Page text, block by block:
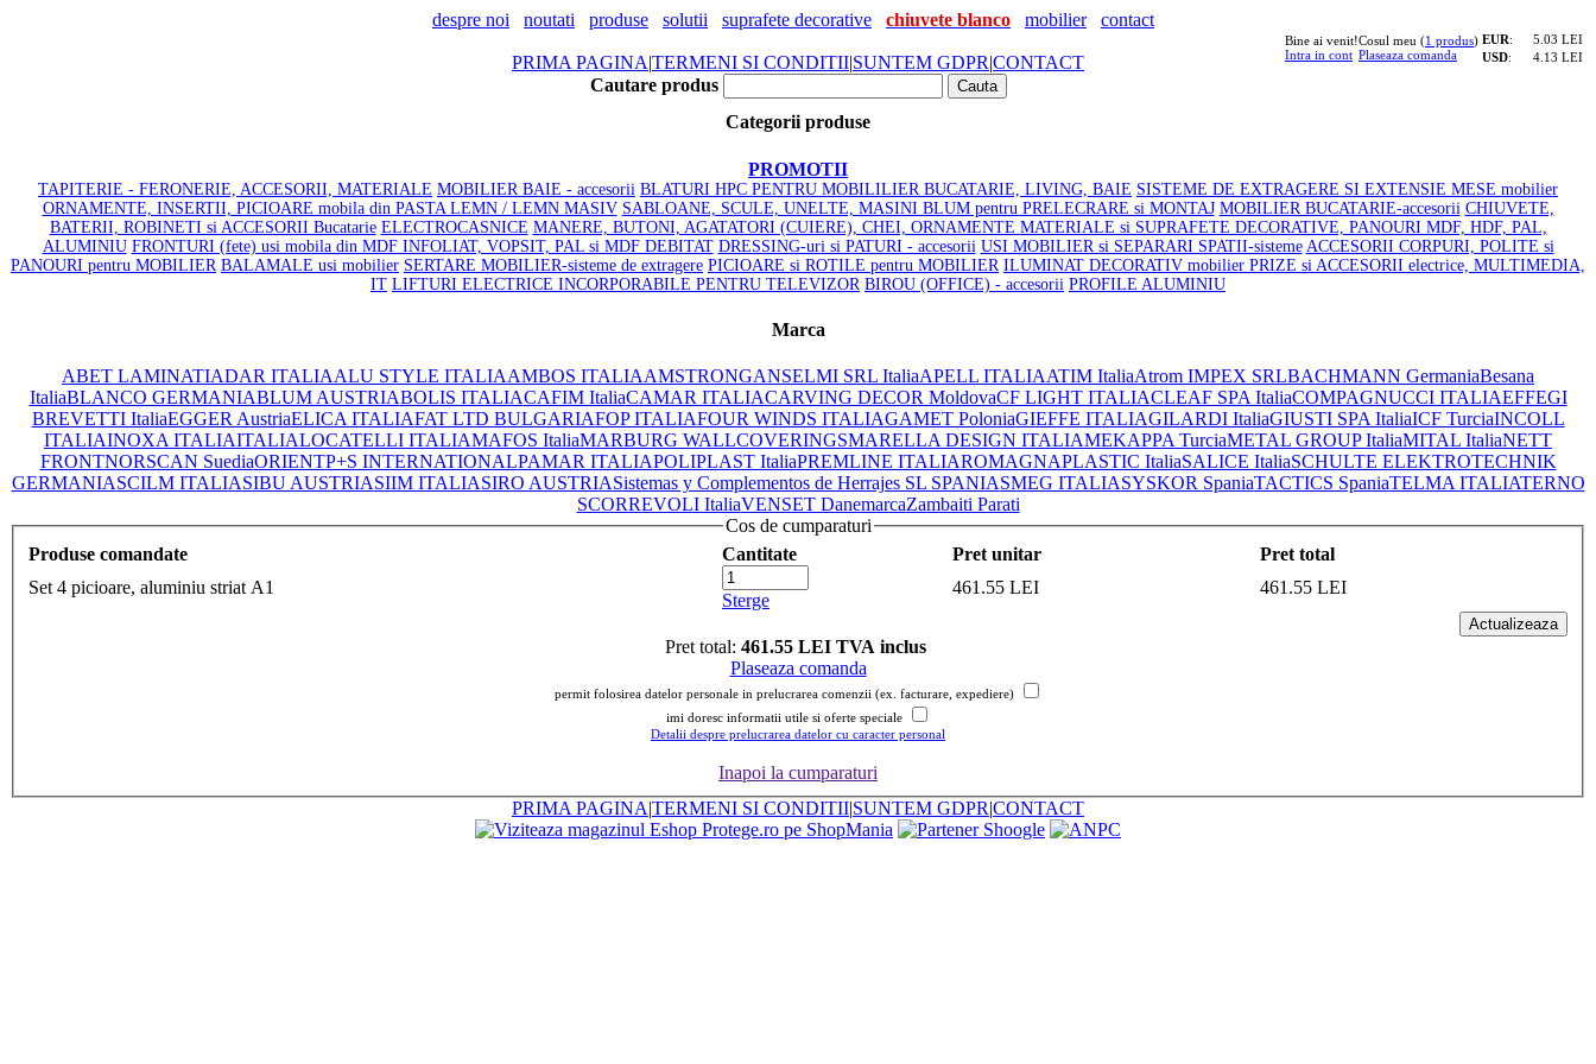
despre noi noutati produse solutii suprafete decorative chiuvete blanco mobilier contact
Bine ai venit!
Intra in cont
Cosul meu (1 produs)
Plaseaza comanda
EUR:
5.03 LEI
USD: 4.13 LEI
PRIMA PAGINA|TERMENI SI CONDITII|SUNTEM GDPR|CONTACT
Cautare produs
Categorii produse
PROMOTII
TAPITERIE - FERONERIE, ACCESORII, MATERIALE MOBILIER BAIE - accesorii BLATURI HPC PENTRU MOBILILIER BUCATARIE, LIVING, BAIE SISTEME DE EXTRAGERE SI EXTENSIE MESE mobilier
ORNAMENTE, INSERTII, PICIOARE mobila din PASTA LEMN / LEMN MASIV SABLOANE, SCULE, UNELTE, MASINI BLUM pentru PRELECRARE si MONTAJ MOBILIER BUCATARIE-accesorii CHIUVETE,
BATERII, ROBINETI si ACCESORII Bucatarie ELECTROCASNICE MANERE, BUTONI, AGATATORI (CUIERE), CHEI, ORNAMENTE MATERIALE si SUPRAFETE DECORATIVE, PANOURI MDF, HDF, PAL,
ALUMINIU FRONTURI (fete) usi mobila din MDF INFOLIAT, VOPSIT, PAL si MDF DEBITAT DRESSING-uri si PATURI - accesorii USI MOBILIER si SEPARARI SPATII-sisteme ACCESORII CORPURI, POLITE si
PANOURI pentru MOBILIER BALAMALE usi mobilier SERTARE MOBILIER-sisteme de extragere PICIOARE si ROTILE pentru MOBILIER ILUMINAT DECORATIV mobilier PRIZE si ACCESORII electrice, MULTIMEDIA,
IT LIFTURI ELECTRICE INCORPORABILE PENTRU TELEVIZOR BIROU (OFFICE) - accesorii PROFILE ALUMINIU
Marca
ABET LAMINATIADAR ITALIAALU STYLE ITALIAAMBOS ITALIAAMSTRONGANSELMI SRL ItaliaAPELL ITALIAATIM ItaliaAtrom IMPEX SRLBACHMANN GermaniaBesana
ItaliaBLANCO GERMANIABLUM AUSTRIABOLIS ITALIACAFIM ItaliaCAMAR ITALIACARVING DECOR MoldovaCF LIGHT ITALIACLEAF SPA ItaliaCOMPAGNUCCI ITALIAEFFEGI
BREVETTI ItaliaEGGER AustriaELICA ITALIAFAT LTD BULGARIAFOP ITALIAFOUR WINDS ITALIAGAMET PoloniaGIEFFE ITALIAGILARDI ItaliaGIUSTI SPA ItaliaICF TurciaINCOLL
ITALIAINOXA ITALIAITALIALOCATELLI ITALIAMAFOS ItaliaMARBURG WALLCOVERINGSMARELLA DESIGN ITALIAMEKAPPA TurciaMETAL GROUP ItaliaMITAL ItaliaNETT
FRONTNORSCAN SuediaORIENTP+S INTERNATIONALPAMAR ITALIAPOLIPLAST ItaliaPREMLINE ITALIAROMAGNAPLASTIC ItaliaSALICE ItaliaSCHULTE ELEKTROTECHNIK
GERMANIASCILM ITALIASIBU AUSTRIASIIM ITALIASIRO AUSTRIASistemas y Complementos de Herrajes SL SPANIASMEG ITALIASYSKOR SpaniaTACTICS SpaniaTELMA ITALIATERNO
SCORREVOLI ItaliaVENSET DanemarcaZambaiti Parati
Cos de cumparaturi
Produse comandate
Cantitate Pret unitar
Pret total
Set 4 picioare, aluminiu striat A1
Sterge
461.55 LEI 461.55 LEI
Actualizeaza
Pret total: 461.55 LEI TVA inclus
Plaseaza comanda
permit folosirea datelor personale in prelucrarea comenzii (ex. facturare, expediere)
imi doresc informatii utile si oferte speciale
Detalii despre prelucrarea datelor cu caracter personal
Inapoi la cumparaturi
PRIMA PAGINA|TERMENI SI CONDITII|SUNTEM GDPR|CONTACT